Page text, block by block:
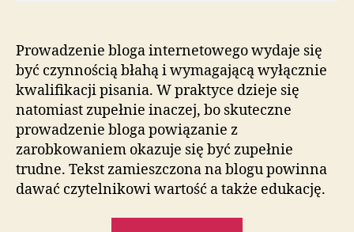
Prowadzenie bloga internetowego wydaje się
być czynnością błahą i wymagającą wyłącznie
kwalifikacji pisania. W praktyce dzieje się
natomiast zupełnie inaczej, bo skuteczne
prowadzenie bloga powiązanie z
zarobkowaniem okazuje się być zupełnie
trudne. Tekst zamieszczona na blogu powinna
dawać czytelnikowi wartość a także edukację.